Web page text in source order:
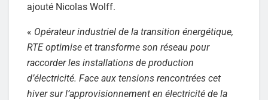
ajouté Nicolas Wolff.
« Opérateur industriel de la transition énergétique,
RTE optimise et transforme son réseau pour
raccorder les installations de production
d’électricité. Face aux tensions rencontrées cet
hiver sur l’approvisionnement en électricité de la